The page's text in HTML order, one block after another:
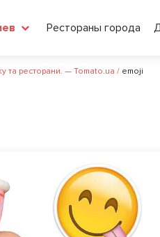
Рестораны города
та ресторани. — Tomato.ua / emoji